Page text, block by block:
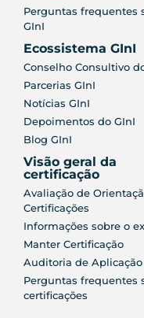
Perguntas frequentes
GInI
Ecossistema GInI
Conselho Consultivo
Parcerias GInI
Notícias GInI
Depoimentos do GInI
Blog GInI
Visão geral da
certificação
Avaliação de
Certificações
Informações sobre o
Manter Certificação
Auditoria de Aplicação
Perguntas frequentes
certificações